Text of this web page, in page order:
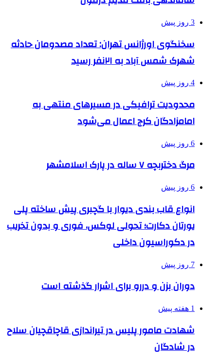
3 روز پیش
سخنگوی اورژانس تهران: تعداد مصدومان حادثه
شهرک شمس آباد به ۲۱نفر رسید
4 روز پیش
محدودیت ترافیکی در مسیرهای منتهی به
امامزادگان کرج اعمال می‌شود
6 روز پیش
مرگ دختربچه ۷ ساله در پارک اسلامشهر
6 روز پیش
انواع قاب بندی دیوار با گچبری پیش ساخته پلی
یورتان دکارت؛ تحولی لوکس، فوری و بدون تخریب
در دکوراسیون داخلی
7 روز پیش
دوران بزن و دررو برای اشرار گذشته است
1 هفته پیش
شهادت مامور پلیس در تیراندازی قاچاقچیان سلاح
در شادگان